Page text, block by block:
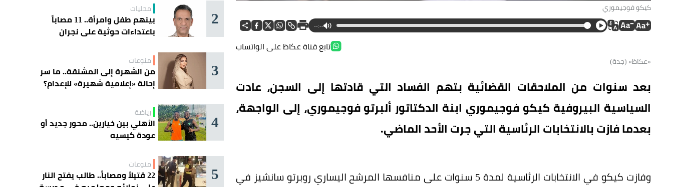
كيكو فوجيموري
--:--
تابع قناة عكاظ على الواتساب
«عكاظ» (جدة)
بعد سنوات من الملاحقات القضائية بتهم الفساد التي قادتها إلى السجن، عادت
السياسية البيروفية كيكو فوجيموري ابنة الدكتاتور ألبرتو فوجيموري، إلى الواجهة،
بعدما فازت بالانتخابات الرئاسية التي جرت الأحد الماضي.
وفازت كيكو في الانتخابات الرئاسية لمدة 5 سنوات على منافسها المرشح اليساري روبرتو سانشيز في
2 محليات
بينهم طفل وامرأة.. 11 مصاباً
باعتداءات حوثية على نجران
3 منوعات
من الشهرة إلى المشنقة.. ما سر
إحالة «إعلامية شهيرة» للإعدام؟
4 رياضة
الأهلي بين خيارين.. محور جديد أو
عودة كيسيه
5 منوعات
22 قتيلاً ومصاباً.. طالب يفتح النار